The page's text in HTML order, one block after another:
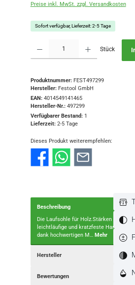
Preise inkl. MwSt. zzgl. Versandkosten
Sofort verfügbar, Lieferzeit: 2-5 Tage
Stück
Produktnummer: FEST497299
Hersteller: Festool GmbH
EAN: 4014549141465
Hersteller-Nr.: 497299
Verfügbarer Bestand: 1
Lieferzeit: 2-5 Tage
Dieses Produkt weiterempfehlen:
Beschreibung
Die Laufsohle für Holz.Stärken und
leichtläufige und kratzfeste
dank hochwertigen M… Mehr
Hersteller
Bewertungen